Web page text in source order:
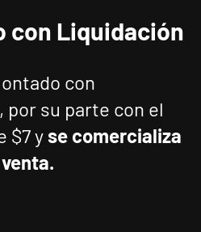
con Liquidación
con
por su parte con el
$7 y se comercializa